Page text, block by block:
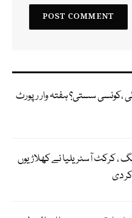
،کونسی سستی؟ ہفتہ وار رپورٹ
، کرکٹ آسٹریلیا نے کھلاڑیوں
دی